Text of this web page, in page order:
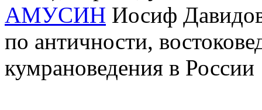
АМУСИН Иосиф
по античности,
кумрановедения в России